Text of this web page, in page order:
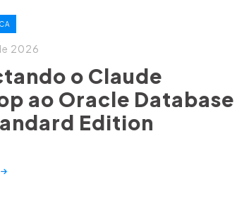
2026
o Claude
ao Oracle Database
Edition